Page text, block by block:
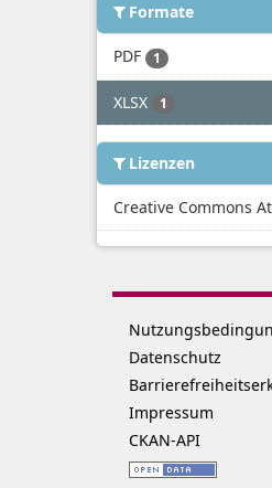
Formate
PDF 1
XLSX 1
Lizenzen
Creative Commons
Datenschutz
Impressum
CKAN-API